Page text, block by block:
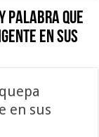
palabra que
en sus
en sus